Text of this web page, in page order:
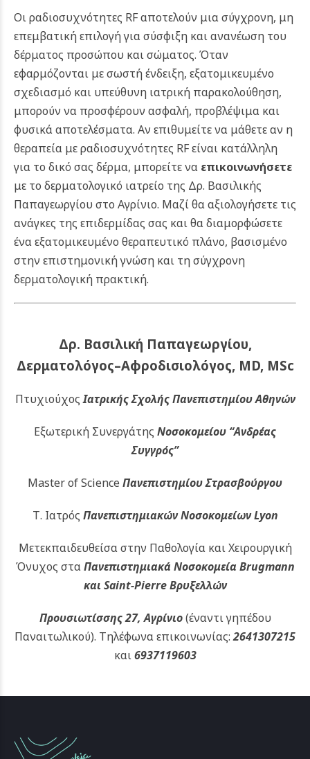
Οι ραδιοσυχνότητες RF αποτελούν μια σύγχρονη, μη
επεμβατική επιλογή για σύσφιξη και ανανέωση του
δέρματος προσώπου και σώματος. Όταν
εφαρμόζονται με σωστή ένδειξη, εξατομικευμένο
σχεδιασμό και υπεύθυνη ιατρική παρακολούθηση,
μπορούν να προσφέρουν ασφαλή, προβλέψιμα και
φυσικά αποτελέσματα. Αν επιθυμείτε να μάθετε αν η
θεραπεία με ραδιοσυχνότητες RF είναι κατάλληλη
για το δικό σας δέρμα, μπορείτε να επικοινωνήσετε
με το δερματολογικό ιατρείο της Δρ. Βασιλικής
Παπαγεωργίου στο Αγρίνιο. Μαζί θα αξιολογήσετε τις
ανάγκες της επιδερμίδας σας και θα διαμορφώσετε
ένα εξατομικευμένο θεραπευτικό πλάνο, βασισμένο
στην επιστημονική γνώση και τη σύγχρονη
δερματολογική πρακτική.
Δρ. Βασιλική Παπαγεωργίου,
Δερματολόγος–Αφροδισιολόγος, MD, MSc
ΠτυχιούχοςΙατρικής Σχολής Πανεπιστημίου Αθηνών
Εξωτερική Συνεργάτης Νοσοκομείου “Ανδρέας
Συγγρός”
Master of Science Πανεπιστημίου Στρασβούργου
Τ. Ιατρός Πανεπιστημιακών Νοσοκομείων Lyon
Μετεκπαιδευθείσα στην Παθολογία και Χειρουργική
Όνυχος σταΠανεπιστημιακά Νοσοκομεία Brugmann
και Saint-Pierre Βρυξελλών
Προυσιωτίσσης 27, Αγρίνιο(έναντι γηπέδου
Παναιτωλικού). Τηλέφωνα επικοινωνίας:2641307215
και6937119603